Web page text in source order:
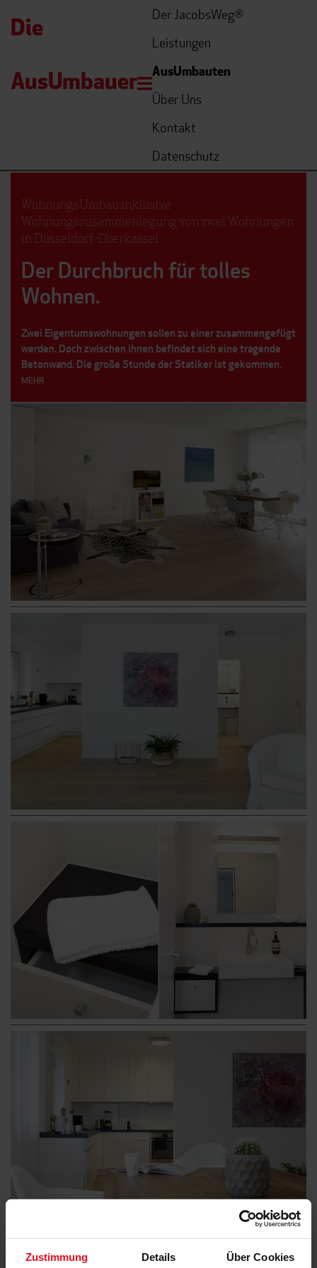
Zustimmung Details Über Cookies
Die
AusUmbauer
Menü öffnen
Der JacobsWeg®
Leistungen
AusUmbauten
Über Uns
Kontakt
Datenschutz
WohnungsUmbau inklusive
Wohnungszusammenlegung von zwei Wohnungen
in Düsseldorf-Oberkassel
Der Durchbruch für tolles
Wohnen.
Zwei Eigentumswohnungen sollen zu einer zusammengefügt
werden. Doch zwischen ihnen befindet sich eine tragende
Betonwand. Die große Stunde der Statiker ist gekommen.
MEHR